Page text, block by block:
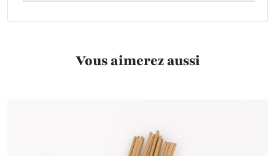
Vous aimerez aussi